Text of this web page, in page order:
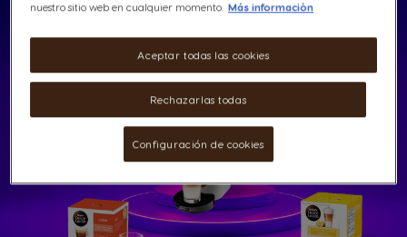
nuestro sitio web en cualquier momento. Más información
Rechazarlas todas
Aceptar todas las cookies
Configuración de cookies